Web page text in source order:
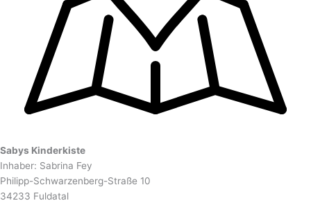
Sabys Kinderkiste
Inhaber: Sabrina Fey
Philipp-Schwarzenberg-Straße 10
34233 Fuldatal